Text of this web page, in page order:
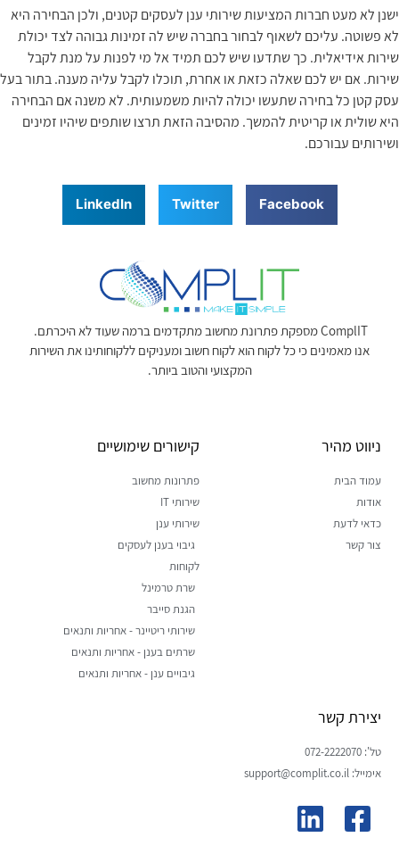
ישנן לא מעט חברות המציעות שירותי ענן לעסקים קטנים, ולכן הבחירה היא
לא פשוטה. עליכם לשאוף לבחור בחברה שיש לה זמינות גבוהה לצד יכולת
שירות אידיאלית. כך שתדעו שיש לכם תמיד אל מי לפנות על מנת לקבל
שירות. אם יש לכם שאלה כזאת או אחרת, תוכלו לקבל עליה מענה. בתור בעל
עסק קטן כל בחירה שתעשו יכולה להיות משמעותית. לא משנה אם הבחירה
היא שולית או קריטית להמשך. מהסיבה הזאת תרצו שותפים שיהיו זמינים
ושירותים עבורכם.
Facebook
Twitter
LinkedIn
ComplIT מספקת פתרונת מחשוב מתקדמים ברמה שעוד לא היכרתם.
אנו מאמינים כי כל לקוח הוא לקוח חשוב ומעניקים ללקוחותינו את השירות
המקצועי והטוב ביותר.
ניווט מהיר
עמוד הבית
אודות
כדאי לדעת
צור קשר
קישורים שימושיים
פתרונות מחשוב
שירותי IT
שירותי ענן
גיבוי בענן לעסקים
לקוחות
שרת טרמינל
הגנת סייבר
שירותי ריטיינר - אחריות ותנאים
שרתים בענן - אחריות ותנאים
גיבויים ענן - אחריות ותנאים
יצירת קשר
טל': 072-2222070
אימייל: support@complit.co.il